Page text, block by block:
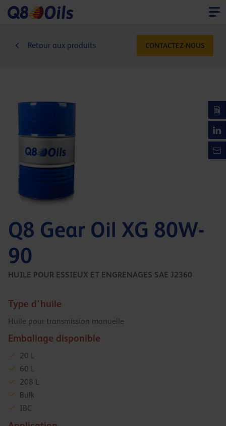
Retour aux produits CONTACTEZ-NOUS
Q8 Gear Oil XG 80W-
90
HUILE POUR ESSIEUX ET ENGRENAGES SAE J2360
Type d'huile
Huile pour transmission manuelle
Emballage disponible
20 L
60 L
208 L
Bulk
IBC